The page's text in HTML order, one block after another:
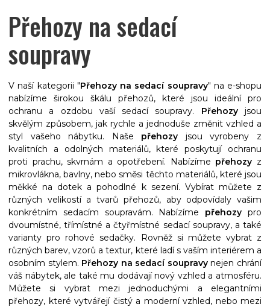
Přehozy na sedací
soupravy
V naší kategorii "Přehozy na sedací soupravy" na e-shopu
nabízíme širokou škálu přehozů, které jsou ideální pro
ochranu a ozdobu vaší sedací soupravy. Přehozyjsou
skvělým způsobem, jak rychle a jednoduše změnit vzhled a
styl vašeho nábytku. Naše přehozy jsou vyrobeny z
kvalitních a odolných materiálů, které poskytují ochranu
proti prachu, skvrnám a opotřebení. Nabízíme přehozy z
mikrovlákna, bavlny, nebo směsi těchto materiálů, které jsou
měkké na dotek a pohodlné k sezení. Vybírat můžete z
různých velikostí a tvarů přehozů, aby odpovídaly vašim
konkrétním sedacím soupravám. Nabízíme přehozy pro
dvoumístné, třímístné a čtyřmístné sedací soupravy, a také
varianty pro rohové sedačky. Rovněž si můžete vybrat z
různých barev, vzorů a textur, které ladí s vaším interiérem a
osobním stylem. Přehozy na sedací soupravynejen chrání
váš nábytek, ale také mu dodávají nový vzhled a atmosféru.
Můžete si vybrat mezi jednoduchými a elegantními
přehozy, které vytvářejí čistý a moderní vzhled, nebo mezi